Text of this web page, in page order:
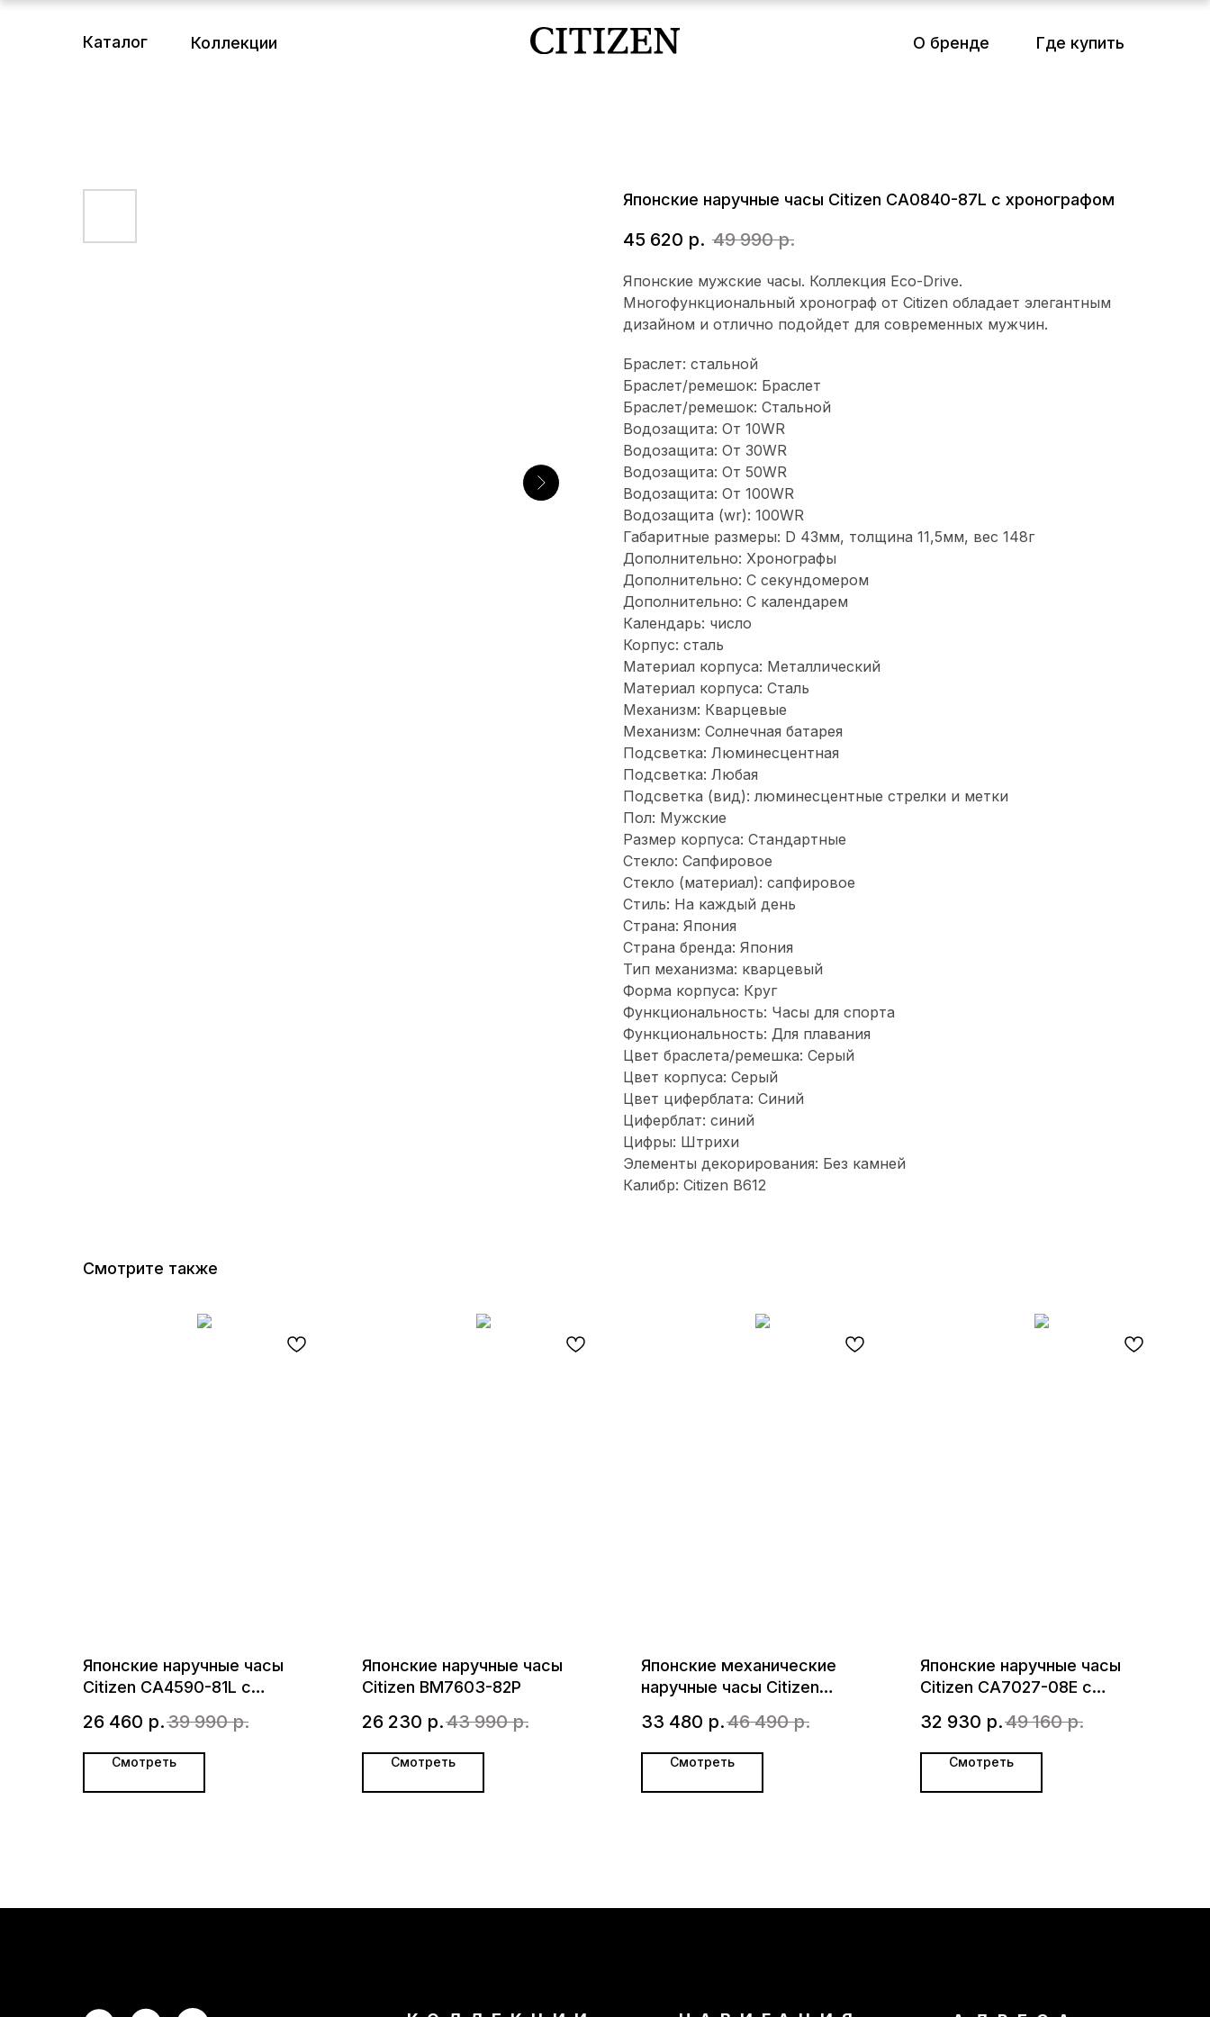
Выбрать коллекцию
Где купить
О бренде
Коллекции
Каталог
Японские наручные часы Citizen CA0840-87L с хронографом
45 620 р. 49 990 р.
Японские мужские часы. Коллекция Eco-Drive.
Многофункциональный хронограф от Citizen обладает элегантным
дизайном и отлично подойдет для современных мужчин.
Браслет: стальной
Браслет/ремешок: Браслет
Браслет/ремешок: Стальной
Водозащита: От 10WR
Водозащита: От 30WR
Водозащита: От 50WR
Водозащита: От 100WR
Водозащита (wr): 100WR
Габаритные размеры: D 43мм, толщина 11,5мм, вес 148г
Дополнительно: Хронографы
Дополнительно: С секундомером
Дополнительно: С календарем
Календарь: число
Корпус: сталь
Материал корпуса: Металлический
Материал корпуса: Сталь
Механизм: Кварцевые
Механизм: Солнечная батарея
Подсветка: Люминесцентная
Подсветка: Любая
Подсветка (вид): люминесцентные стрелки и метки
Пол: Мужские
Размер корпуса: Стандартные
Стекло: Сапфировое
Стекло (материал): сапфировое
Стиль: На каждый день
Страна: Япония
Страна бренда: Япония
Тип механизма: кварцевый
Форма корпуса: Круг
Функциональность: Часы для спорта
Функциональность: Для плавания
Цвет браслета/ремешка: Серый
Цвет корпуса: Серый
Цвет циферблата: Синий
Циферблат: синий
Цифры: Штрихи
Элементы декорирования: Без камней
Калибр: Citizen B612
Смотрите также
Японские наручные часы
Citizen CA4590-81L с
26 460 р.39 990 р.
Смотреть
Японские наручные часы
Citizen BM7603-82P
26 230 р.43 990 р.
Смотреть
Японские механические
наручные часы Citizen
33 480 р.46 490 р.
Смотреть
Японские наручные часы
Citizen CA7027-08E с
32 930 р.49 160 р.
Смотреть